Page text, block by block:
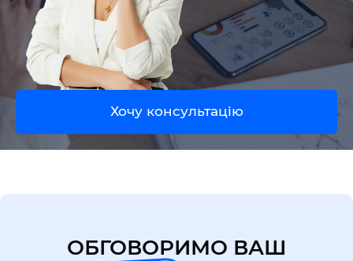
Хочу консультацію
ОБГОВОРИМО ВАШ